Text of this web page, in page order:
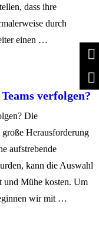
dass ihre
durch
einen …
verfolgen?
Die
Herausforderung
aufstrebende
kann die Auswahl
und Mühe kosten. Um
wir mit …